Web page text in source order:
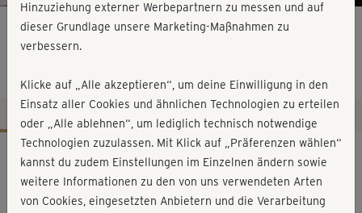
Bauch & Rücken - Hauptkurs
Workout-Facts
leicht
46 Min
Hinzuziehung externer Werbepartnern zu messen und auf
dieser Grundlage unsere Marketing-Maßnahmen zu
verbessern.
Klicke auf „Alle akzeptieren“, um deine Einwilligung in den
Einsatz aller Cookies und ähnlichen Technologien zu erteilen
oder „Alle ablehnen“, um lediglich technisch notwendige
Technologien zuzulassen. Mit Klick auf „Präferenzen wählen“
kannst du zudem Einstellungen im Einzelnen ändern sowie
weitere Informationen zu den von uns verwendeten Arten
von Cookies, eingesetzten Anbietern und die Verarbeitung